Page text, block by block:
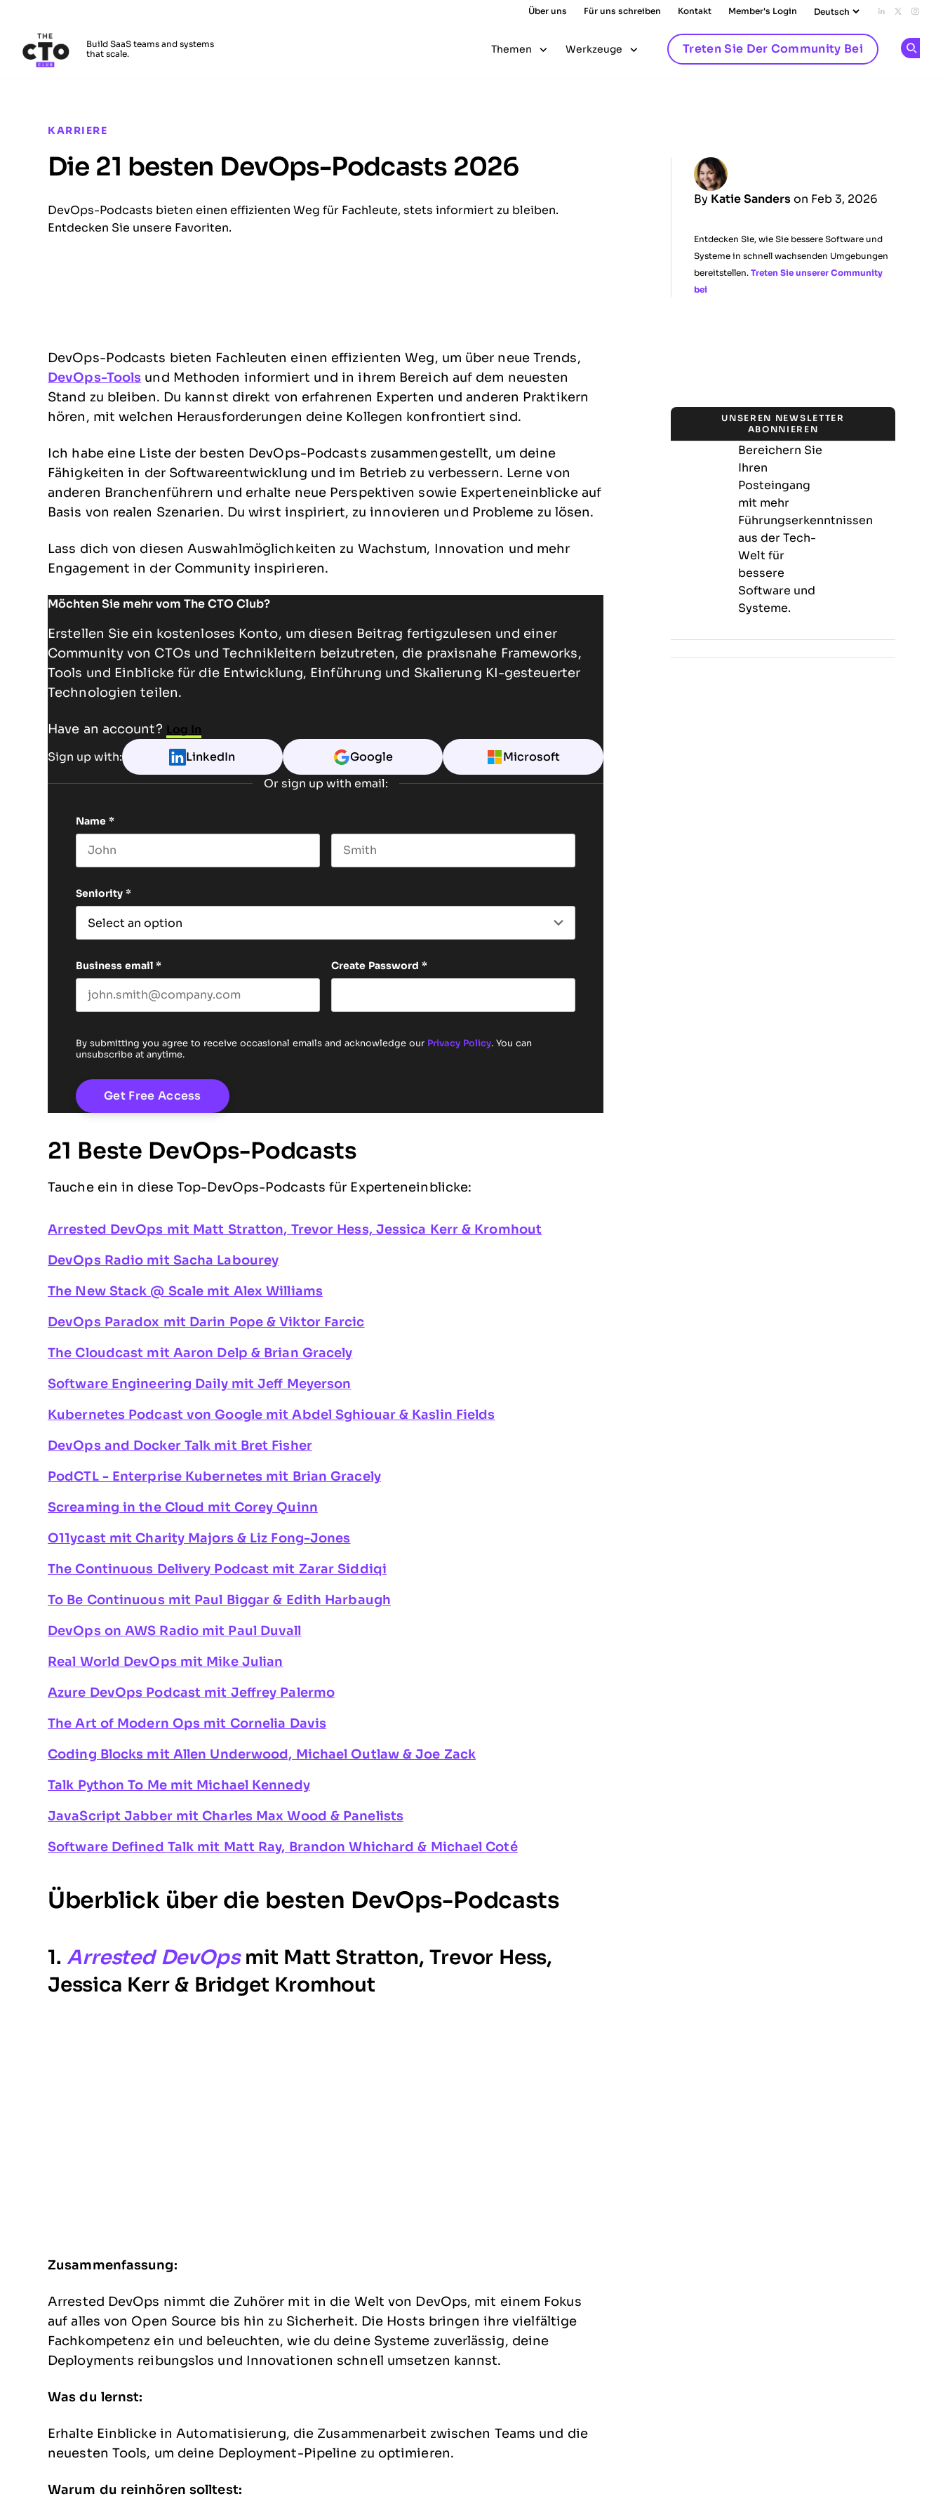
Über uns Für uns schreiben Kontakt Member's Login Add us on
Follow
Build SaaS teams and systems
that scale.
Themen Werkzeuge Treten Sie Der Community Bei
KARRIERE
Die 21 besten DevOps-Podcasts 2026
By Katie Sanders on Feb 3, 2026
Entdecken Sie, wie Sie bessere Software und
Systeme in schnell wachsenden Umgebungen
bereitstellen. Treten Sie unserer Community
bei
DevOps-Podcasts bieten einen effizienten Weg für Fachleute, stets informiert zu bleiben.
Entdecken Sie unsere Favoriten.
DevOps-Podcasts bieten Fachleuten einen effizienten Weg, um über neue Trends,
DevOps-Tools und Methoden informiert und in ihrem Bereich auf dem neuesten
Stand zu bleiben. Du kannst direkt von erfahrenen Experten und anderen Praktikern
hören, mit welchen Herausforderungen deine Kollegen konfrontiert sind.
Ich habe eine Liste der besten DevOps-Podcasts zusammengestellt, um deine
Fähigkeiten in der Softwareentwicklung und im Betrieb zu verbessern. Lerne von
anderen Branchenführern und erhalte neue Perspektiven sowie Experteneinblicke auf
Basis von realen Szenarien. Du wirst inspiriert, zu innovieren und Probleme zu lösen.
Lass dich von diesen Auswahlmöglichkeiten zu Wachstum, Innovation und mehr
Engagement in der Community inspirieren.
Möchten Sie mehr vom The CTO Club?
Erstellen Sie ein kostenloses Konto, um diesen Beitrag fertigzulesen und einer
Community von CTOs und Technikleitern beizutreten, die praxisnahe Frameworks,
Tools und Einblicke für die Entwicklung, Einführung und Skalierung KI-gesteuerter
Technologien teilen.
Have an account? Log In
Sign up with: LinkedIn Google Microsoft
Or sign up with email:
Name *
Seniority *
Business email * Create Password *
By submitting you agree to receive occasional emails and acknowledge our Privacy Policy. You can
unsubscribe at anytime.
21 Beste DevOps-Podcasts
Tauche ein in diese Top-DevOps-Podcasts für Experteneinblicke:
Arrested DevOps mit Matt Stratton, Trevor Hess, Jessica Kerr & Kromhout
DevOps Radio mit Sacha Labourey
The New Stack @ Scale mit Alex Williams
DevOps Paradox mit Darin Pope & Viktor Farcic
The Cloudcast mit Aaron Delp & Brian Gracely
Software Engineering Daily mit Jeff Meyerson
Kubernetes Podcast von Google mit Abdel Sghiouar & Kaslin Fields
DevOps and Docker Talk mit Bret Fisher
PodCTL - Enterprise Kubernetes mit Brian Gracely
Screaming in the Cloud mit Corey Quinn
O11ycast mit Charity Majors & Liz Fong-Jones
The Continuous Delivery Podcast mit Zarar Siddiqi
To Be Continuous mit Paul Biggar & Edith Harbaugh
DevOps on AWS Radio mit Paul Duvall
Real World DevOps mit Mike Julian
Azure DevOps Podcast mit Jeffrey Palermo
The Art of Modern Ops mit Cornelia Davis
Coding Blocks mit Allen Underwood, Michael Outlaw & Joe Zack
Talk Python To Me mit Michael Kennedy
JavaScript Jabber mit Charles Max Wood & Panelists
Software Defined Talk mit Matt Ray, Brandon Whichard & Michael Coté
Überblick über die besten DevOps-Podcasts
1. Arrested DevOps mit Matt Stratton, Trevor Hess,
Jessica Kerr & Bridget Kromhout
Zusammenfassung:
Arrested DevOps nimmt die Zuhörer mit in die Welt von DevOps, mit einem Fokus
auf alles von Open Source bis hin zu Sicherheit. Die Hosts bringen ihre vielfältige
Fachkompetenz ein und beleuchten, wie du deine Systeme zuverlässig, deine
Deployments reibungslos und Innovationen schnell umsetzen kannst.
Was du lernst:
Erhalte Einblicke in Automatisierung, die Zusammenarbeit zwischen Teams und die
neuesten Tools, um deine Deployment-Pipeline zu optimieren.
Warum du reinhören solltest:
UNSEREN NEWSLETTER
ABONNIEREN
Bereichern Sie
Ihren
Posteingang
mit mehr
Führungserkenntnissen
aus der Tech-
Welt für
bessere
Software und
Systeme.